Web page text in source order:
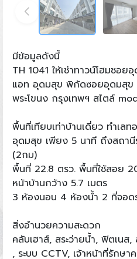
มีข้อมูลดังนี้
TH 1041 ให้เช่าทาวน์โฮมซอ
แอท อุดมสุข พิกัดซอยอุดมสุข
พระโขนง กรุงเทพฯ สไตล์
พื้นที่เทียบเท่าบ้านเดี่ยว ทำเล
อุดมสุข เพียง 5 นาที ถึงสถา
(2กม)
พื้นที่ 22.8 ตรว. พื้นที่ใช้สอย
หน้าบ้านกว้าง 5.7 เมตร
3 ห้องนอน 4 ห้องน้ำ 2 ที่จอด
สิ่งอำนวยความสะดวก
คลับเฮาส์, สระว่ายน้ำ, ฟิตเนส
, ระบบ CCTV, เจ้าหน้าที่รักษ